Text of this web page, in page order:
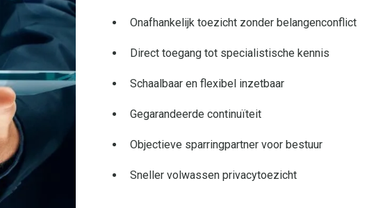
Onafhankelijk toezicht zonder belangenconflict
Direct toegang tot specialistische kennis
Schaalbaar en flexibel inzetbaar
Gegarandeerde continuïteit
Objectieve sparringpartner voor bestuur
Sneller volwassen privacytoezicht